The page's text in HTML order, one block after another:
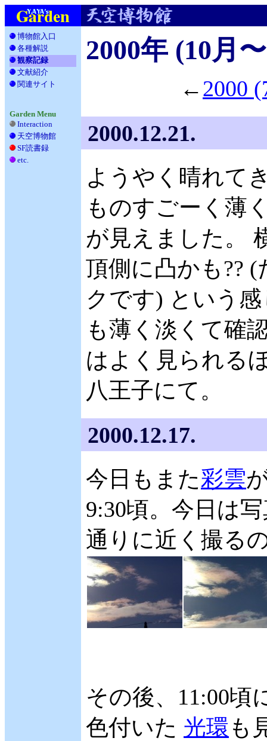
博物館入口
各種解説
観察記録
文献紹介
関連サイト
Garden Menu
Interaction
天空博物館
SF読書録
etc.
2000年 (10月
←2000
2000.12.21.
ようやく晴れて
ものすごーく薄
が見えました。
頂側に凸かも??
クです) という
も薄く淡くて確
はよく見られる
八王子にて。
2000.12.17.
今日もまた彩雲
9:30頃。今日は
通りに近く撮る
その後、11:00頃
色付いた 光環 も